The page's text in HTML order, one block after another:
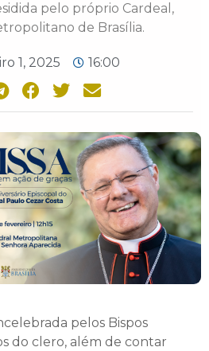
pelo próprio Cardeal,
de Brasília.
1, 2025 16:00
pelos Bispos
do clero, além de contar